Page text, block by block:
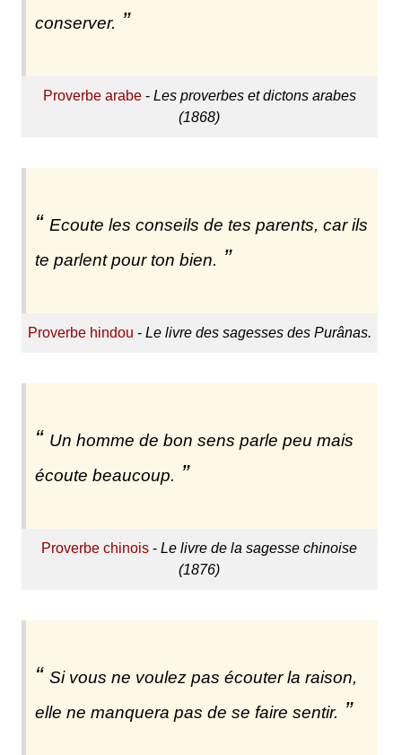
conserver.
Proverbe arabe- Les proverbes et dictons arabes
(1868)
Ecoute les conseils de tes parents, car ils
te parlent pour ton bien.
Proverbe hindou - Le livre des sagesses des Purânas.
Un homme de bon sens parle peu mais
écoute beaucoup.
Proverbe chinois -Le livre de la sagesse chinoise
(1876)
Si vous ne voulez pas écouter la raison,
elle ne manquera pas de se faire sentir.